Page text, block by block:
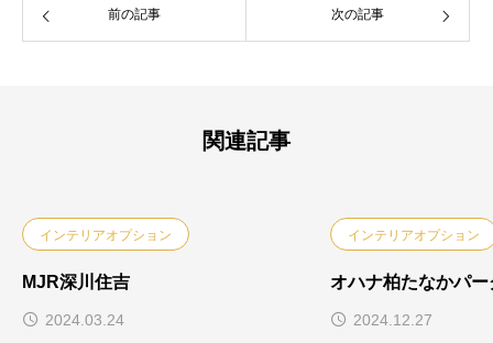
前の記事 次の記事
関連記事
インテリアオプション
MJR深川住吉
2024.03.24
インテリアオプション
オハナ柏たなかパ
2024.12.27